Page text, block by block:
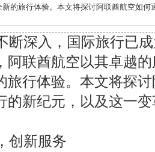
的旅行体验。本文将探讨阿联酋航空如何
断深入，国际旅行已
阿联酋航空以其卓越
旅行体验。本文将探
的新纪元，以及这一
创新服务